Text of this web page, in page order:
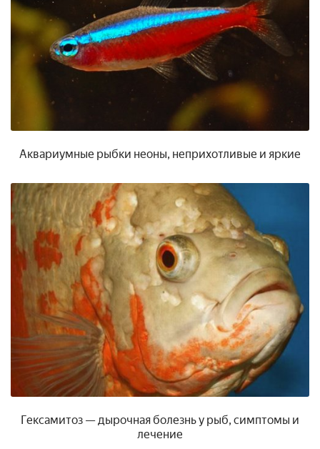
Аквариумные рыбки неоны, неприхотливые и яркие
Гексамитоз — дырочная болезнь у рыб, симптомы и
лечение